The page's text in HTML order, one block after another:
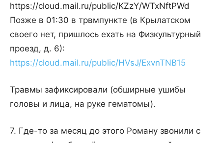
https://cloud.mail.ru/public/KZzY/WTxNftPWd
Позже в 01:30 в трвмпункте (в Крылатском
своего нет, пришлось ехать на Физкультурный
проезд, д. 6):
https://cloud.mail.ru/public/HVsJ/ExvnTNB15
Травмы зафиксировали (обширные ушибы
головы и лица, на руке гематомы).
7. Где-то за месяц до этого Роману звонили с